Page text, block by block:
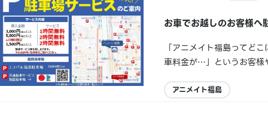
お車でお越しのお客様
「アニメイト福島ってど
車料金が…」というお客様
時間無料日曜日限定→購
アニメイト福島